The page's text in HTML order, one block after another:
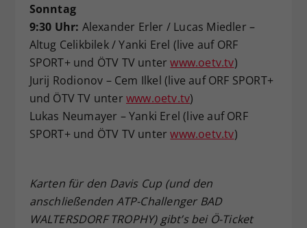
Sonntag
9:30 Uhr: Alexander Erler / Lucas Miedler –
Altug Celikbilek / Yanki Erel (live auf ORF
SPORT+ und ÖTV TV unterwww.oetv.tv)
Jurij Rodionov – Cem Ilkel (live auf ORF SPORT+
und ÖTV TV unter www.oetv.tv)
Lukas Neumayer – Yanki Erel (live auf ORF
SPORT+ und ÖTV TV unterwww.oetv.tv)
Karten für den Davis Cup (und den
anschließenden ATP-Challenger BAD
WALTERSDORF TROPHY) gibt’s bei Ö-Ticket